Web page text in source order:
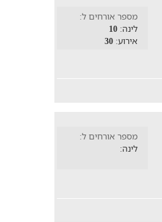
מספר אורחים ל:
לינה:10
אירוע:30
מספר אורחים ל:
לינה: